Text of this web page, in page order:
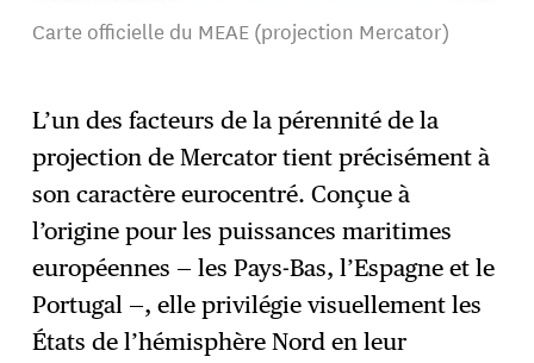
Carte officielle du MEAE (projection Mercator)
L’un des facteurs de la pérennité de la
projection de Mercator tient précisément à
son caractère eurocentré. Conçue à
l’origine pour les puissances maritimes
européennes — les Pays-Bas, l’Espagne et le
Portugal —, elle privilégie visuellement les
États de l’hémisphère Nord en leur